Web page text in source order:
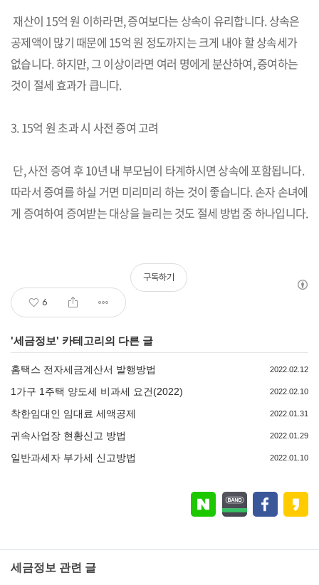
재산이 15억 원 이하라면, 증여보다는 상속이 유리합니다. 상속은
공제액이 많기 때문에 15억 원 정도까지는 크게 내야 할 상속세가
없습니다. 하지만, 그 이상이라면 여러 명에게 분산하여, 증여하는
것이 절세 효과가 큽니다.
3. 15억 원 초과 시 사전 증여 고려
단, 사전 증여 후 10년 내 부모님이 타계하시면 상속에 포함됩니다.
따라서 증여를 하실 거면 미리미리 하는 것이 좋습니다. 손자 손녀에
게 증여하여 증여받는 대상을 늘리는 것도 절세 방법 중 하나입니다.
6
구독하기
'세금정보' 카테고리의 다른 글
홈택스 전자세금계산서 발행방법 2022.02.12
1가구 1주택 양도세 비과세 요건(2022) 2022.02.10
착한임대인 임대료 세액공제 2022.01.31
귀속사업장 현황신고 방법 2022.01.29
일반과세자 부가세 신고방법 2022.01.10
세금정보 관련 글